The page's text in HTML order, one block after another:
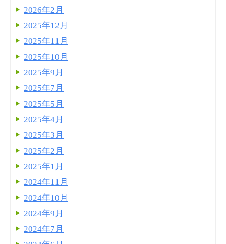
2026年2月
2025年12月
2025年11月
2025年10月
2025年9月
2025年7月
2025年5月
2025年4月
2025年3月
2025年2月
2025年1月
2024年11月
2024年10月
2024年9月
2024年7月